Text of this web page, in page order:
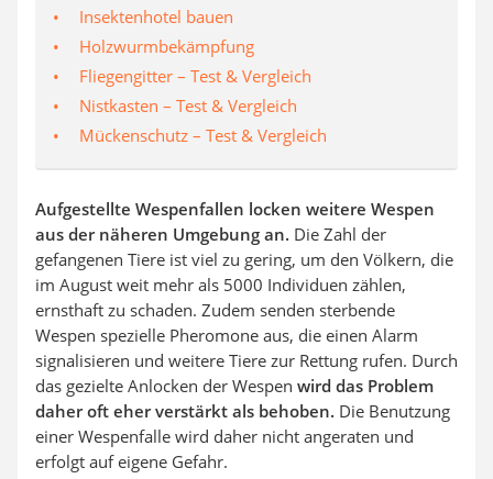
Insektenhotel bauen
Holzwurmbekämpfung
Fliegengitter – Test & Vergleich
Nistkasten – Test & Vergleich
Mückenschutz – Test & Vergleich
Aufgestellte Wespenfallen locken weitere Wespen
aus der näheren Umgebung an. Die Zahl der
gefangenen Tiere ist viel zu gering, um den Völkern, die
im August weit mehr als 5000 Individuen zählen,
ernsthaft zu schaden. Zudem senden sterbende
Wespen spezielle Pheromone aus, die einen Alarm
signalisieren und weitere Tiere zur Rettung rufen. Durch
das gezielte Anlocken der Wespen wird das Problem
daher oft eher verstärkt als behoben. Die Benutzung
einer Wespenfalle wird daher nicht angeraten und
erfolgt auf eigene Gefahr.